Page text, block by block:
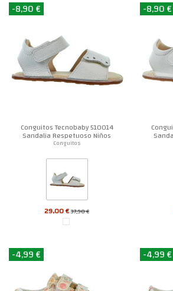
-8,90 €
Conguitos Tecnobaby 510014
Sandalia Respetuoso Niños
Conguitos
29,00 €37,90 €
-8,90 €
-4,99 € -4,99 €